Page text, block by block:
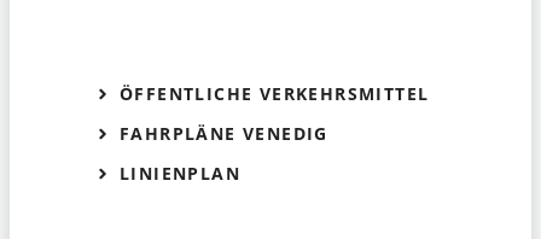
ÖFFENTLICHE VERKEHRSMITTEL
FAHRPLÄNE VENEDIG
LINIENPLAN